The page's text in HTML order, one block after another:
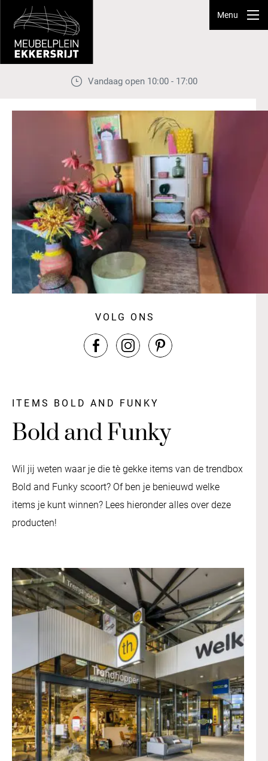
Menu
Vandaag open 10:00 - 17:00
VOLG ONS
ITEMS BOLD AND FUNKY
Bold and Funky
Wil jij weten waar je die tè gekke items van de trendbox
Bold and Funky scoort? Of ben je benieuwd welke
items je kunt winnen? Lees hieronder alles over deze
producten!